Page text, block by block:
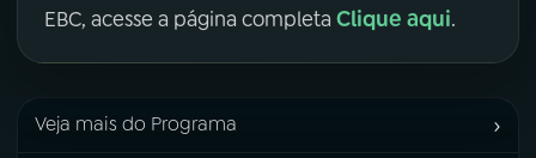
EBC, acesse a página completa Clique aqui.
Veja mais do Programa ›